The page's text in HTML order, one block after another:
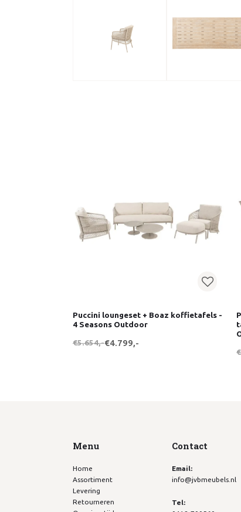
Puccini loungeset + Boaz koffietafels -
4 Seasons Outdoor
€5.654,-€4.799,-
Menu
Home
Assortiment
Levering
Retourneren
Contact
Email:
info@jvbmeubels.nl
Tel: